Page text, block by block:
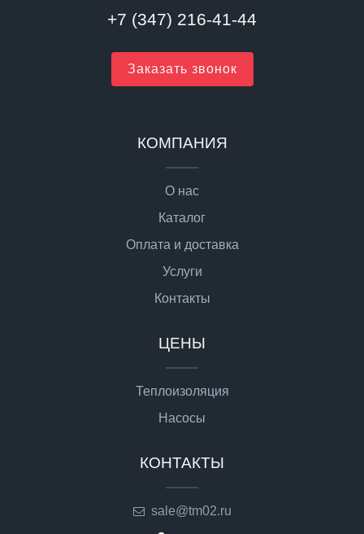
+7 (347) 216-41-44
Заказать звонок
КОМПАНИЯ
О нас
Каталог
Оплата и доставка
Услуги
Контакты
ЦЕНЫ
Теплоизоляция
Насосы
КОНТАКТЫ
sale@tm02.ru